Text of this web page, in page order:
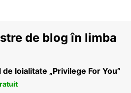
de blog în limba
loialitate „Privilege For You”